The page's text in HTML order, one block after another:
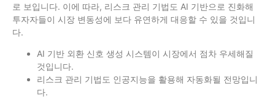
로 보입니다. 이에 따라, 리스크 관리 기법도 AI 기반으로 진화해
투자자들이 시장 변동성에 보다 유연하게 대응할 수 있을 것입니
다.
AI 기반 외환 신호 생성 시스템이 시장에서 점차 우세해질
것입니다.
리스크 관리 기법도 인공지능을 활용해 자동화될 전망입니
다.